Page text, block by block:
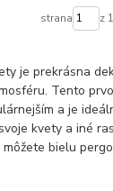
strana z 1
je prekrásna
Tento
a je
kvety a iné
bielu